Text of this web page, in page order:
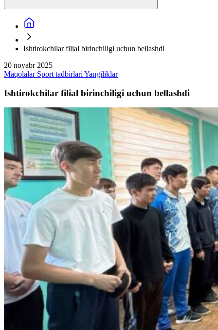
Ishtirokchilar filial birinchiligi uchun bellashdi
20 noyabr 2025
Maqolalar Sport tadbirlari Yangiliklar
Ishtirokchilar filial birinchiligi uchun bellashdi